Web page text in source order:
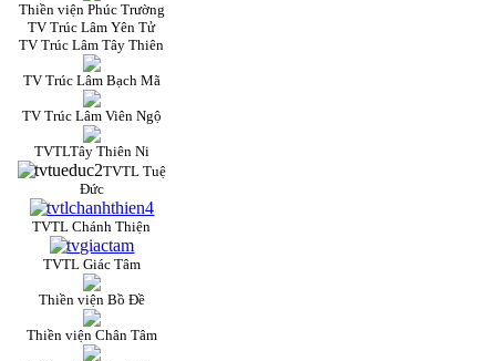
Thiền viện Phúc Trường
TV Trúc Lâm Yên Tử
TV Trúc Lâm Tây Thiên
TV Trúc Lâm Bạch Mã
TV Trúc Lâm Viên Ngộ
TVTLTây Thiên Ni
TVTL Tuệ
Đức
TVTL Chánh Thiện
TVTL Giác Tâm
Thiền viện Bồ Đề
Thiền viện Chân Tâm